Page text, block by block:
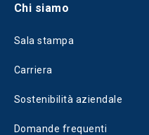
Chi siamo
Sala stampa
Carriera
Sostenibilità aziendale
Domande frequenti